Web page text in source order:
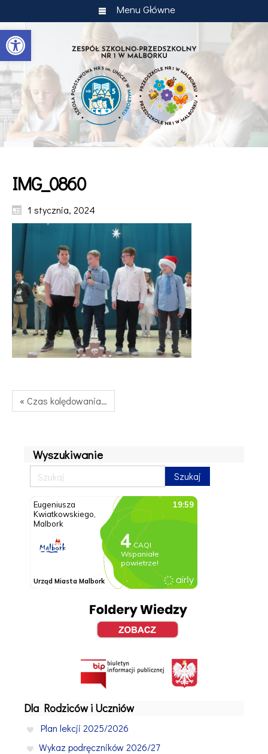
Otwórz pasek narzędzi
Menu Główne
IMG_0860
1 stycznia, 2024
« Czas kolędowania…
Wyszukiwanie
Dla Rodziców i Uczniów
Plan lekcji 2025/2026
Wykaz podręczników 2026/27